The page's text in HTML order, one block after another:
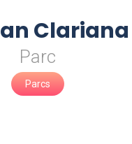
Clariana
Parc
Parcs